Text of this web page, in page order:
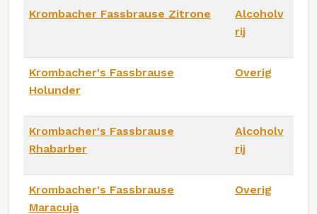
Krombacher Fassbrause Zitrone
Alcoholv
rij
Krombacher's Fassbrause
Holunder
Overig
Krombacher's Fassbrause
Rhabarber
Alcoholv
rij
Krombacher's Fassbrause
Maracuja
Overig